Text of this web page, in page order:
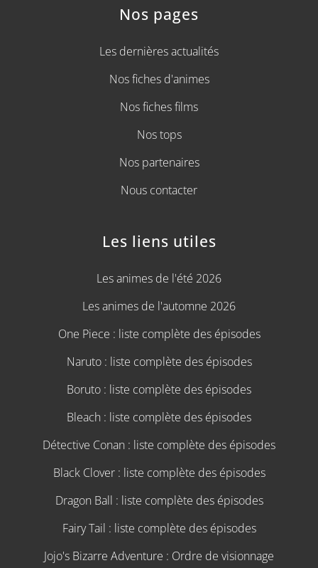
Nos pages
Les dernières actualités
Nos fiches d'animes
Nos fiches films
Nos tops
Nos partenaires
Nous contacter
Les liens utiles
Les animes de l'été 2026
Les animes de l'automne 2026
One Piece : liste complète des épisodes
Naruto : liste complète des épisodes
Boruto : liste complète des épisodes
Bleach : liste complète des épisodes
Détective Conan : liste complète des épisodes
Black Clover : liste complète des épisodes
Dragon Ball : liste complète des épisodes
Fairy Tail : liste complète des épisodes
Jojo's Bizarre Adventure : Ordre de visionnage